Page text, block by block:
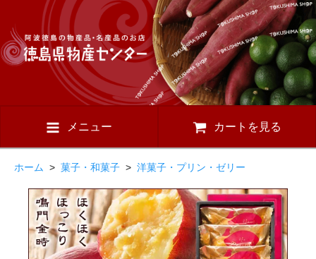
メニュー カートを見る
ホーム > 菓子・和菓子 > 洋菓子・プリン・ゼリー